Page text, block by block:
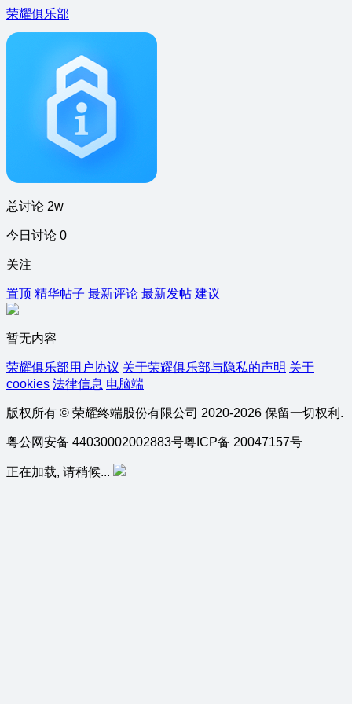
荣耀俱乐部
总讨论 2w
今日讨论 0
关注
置顶 精华帖子 最新评论 最新发帖 建议
暂无内容
荣耀俱乐部用户协议 关于荣耀俱乐部与隐私的声明 关于
cookies 法律信息 电脑端
版权所有 © 荣耀终端股份有限公司 2020-2026 保留一切权利.
粤公网安备 44030002002883号粤ICP备 20047157号
正在加载, 请稍候...